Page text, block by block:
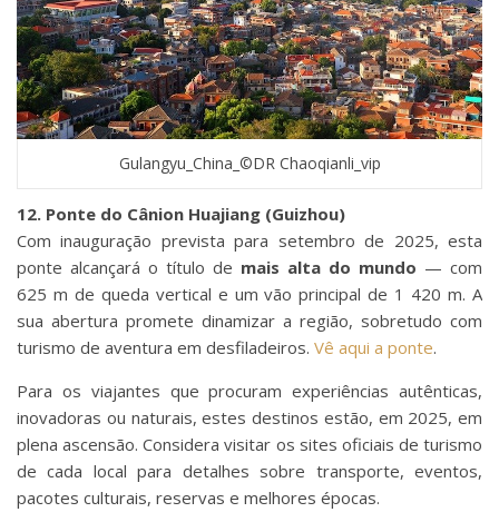
Gulangyu_China_©DR Chaoqianli_vip
12. Ponte do Cânion Huajiang (Guizhou)
Com inauguração prevista para setembro de 2025, esta
ponte alcançará o título de mais alta do mundo — com
625 m de queda vertical e um vão principal de 1 420 m. A
sua abertura promete dinamizar a região, sobretudo com
turismo de aventura em desfiladeiros. Vê aqui a ponte.
Para os viajantes que procuram experiências autênticas,
inovadoras ou naturais, estes destinos estão, em 2025, em
plena ascensão. Considera visitar os sites oficiais de turismo
de cada local para detalhes sobre transporte, eventos,
pacotes culturais, reservas e melhores épocas.